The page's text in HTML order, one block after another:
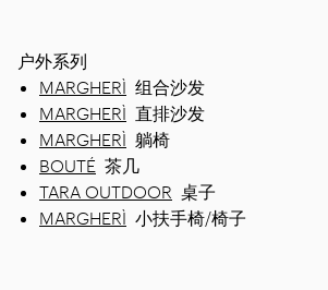
户外系列
MARGHERÌ 组合沙发
MARGHERÌ 直排沙发
MARGHERÌ 躺椅
BOUTÉ 茶几
TARA OUTDOOR 桌子
MARGHERÌ 小扶手椅/椅子